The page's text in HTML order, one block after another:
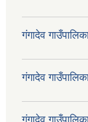
गंगादेव
गंगादेव